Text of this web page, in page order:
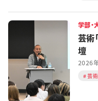
学部・
芸術
壇
2026
芸